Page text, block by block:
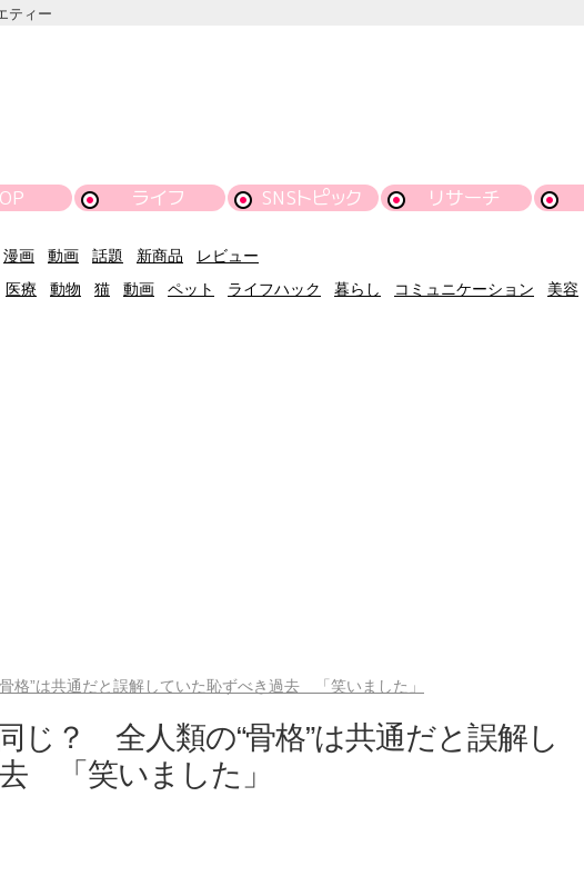
ティー
ライフ SNSトピック リサーチ
漫画 動画 話題 新商品
レビュー
医療 動物 猫 動画 ペット ライフハック 暮らし コミュニケーション 美容
格”は共通だと誤解していた恥ずべき過去 「笑いました」
じ？ 全人類の“骨格”は共通だと誤解し
「笑いました」